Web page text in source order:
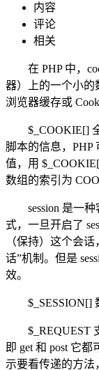
内容
评论
相关
在 PHP 中，
器）上的一个小的
浏览器缓存或
$_COOKIE[]
脚本的信息，PHP
值，用
数组的索引为
session 是一
式，一旦开启了
（保持）这个会
话”机制。但是
效。
$_SESSION[]
$_REQUEST
即 get 和 post 它
示要看传递的方法